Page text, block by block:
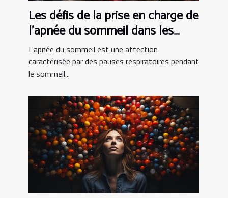
Les défis de la prise en charge de
l'apnée du sommeil dans les
pays en développement
L'apnée du sommeil est une affection
caractérisée par des pauses respiratoires pendant
le sommeil...